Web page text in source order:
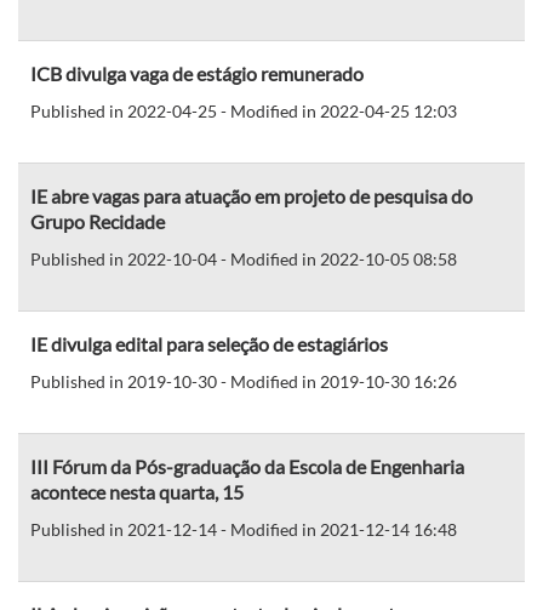
ICB divulga vaga de estágio remunerado
Published in 2022-04-25 - Modified in 2022-04-25 12:03
IE abre vagas para atuação em projeto de pesquisa do
Grupo Recidade
Published in 2022-10-04 - Modified in 2022-10-05 08:58
IE divulga edital para seleção de estagiários
Published in 2019-10-30 - Modified in 2019-10-30 16:26
III Fórum da Pós-graduação da Escola de Engenharia
acontece nesta quarta, 15
Published in 2021-12-14 - Modified in 2021-12-14 16:48